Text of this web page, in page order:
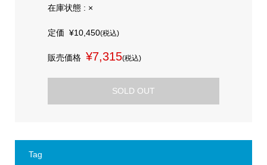
在庫状態 : ×
定価 ¥10,450(税込)
販売価格 ¥7,315(税込)
SOLD OUT
Tag